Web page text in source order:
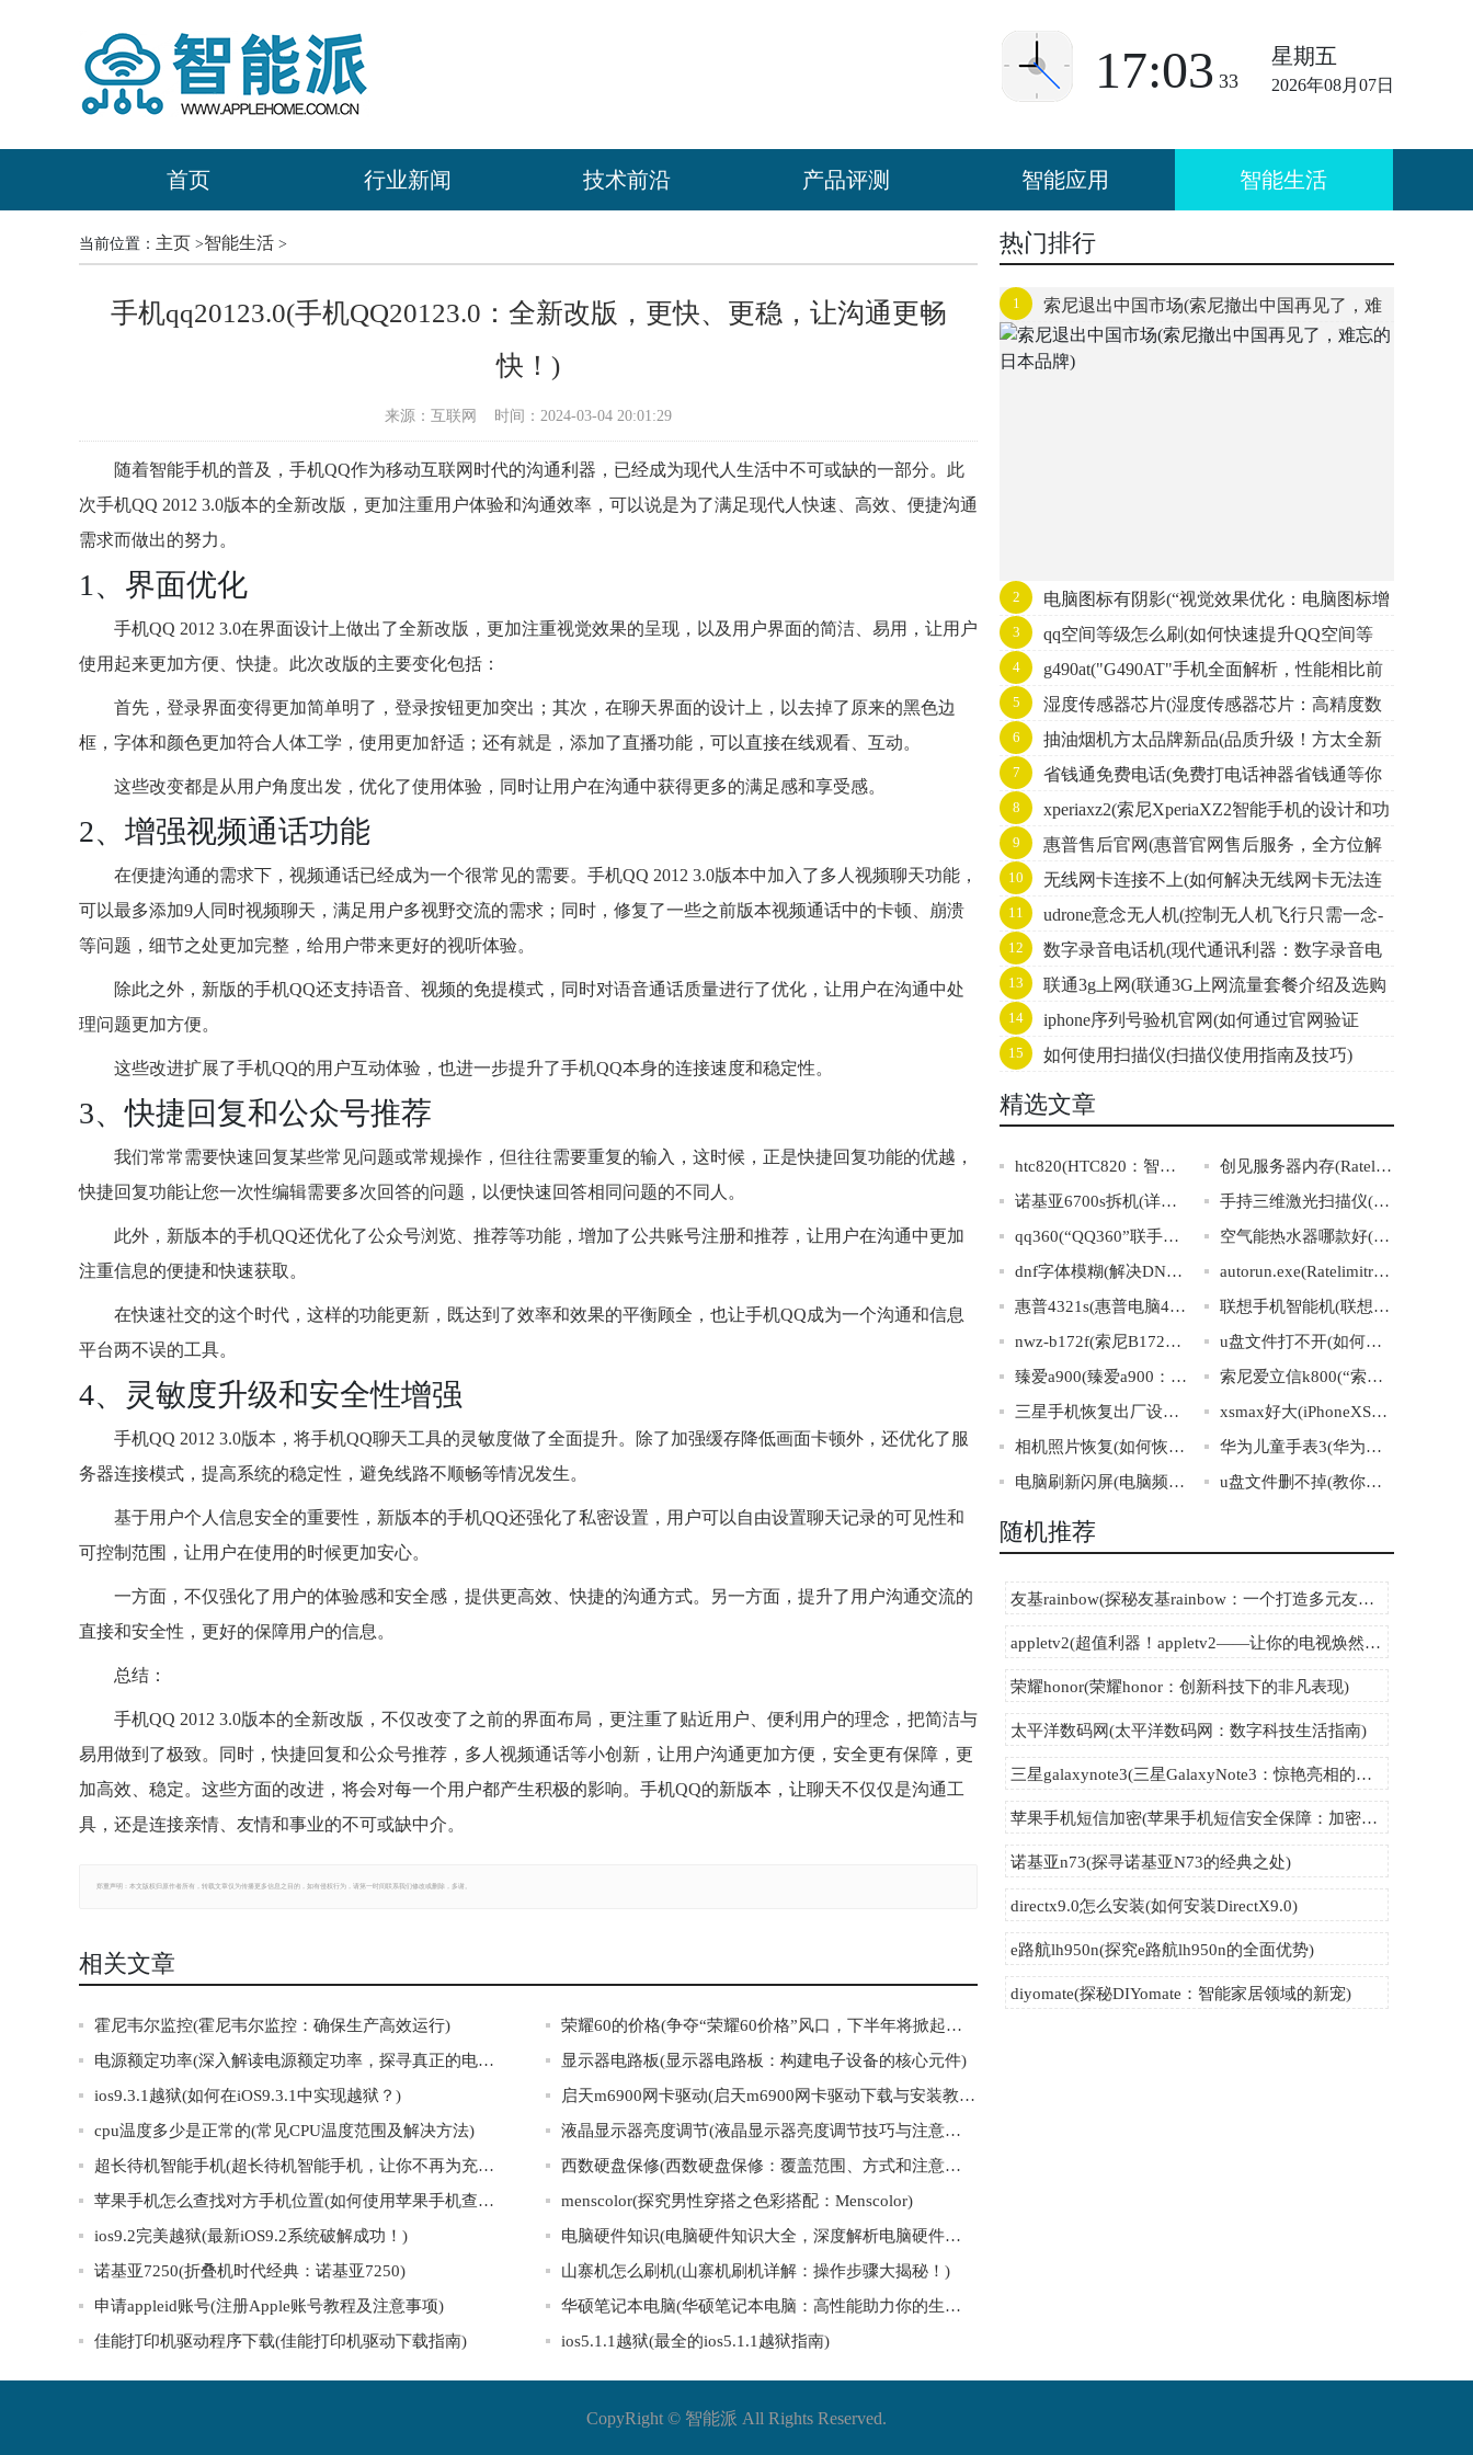
星期五
2026年08月07日
17:03 33
首页 行业新闻 技术前沿 产品评测 智能应用 智能生活
当前位置： 主页 >智能生活 >
手机qq20123.0(手机QQ20123.0：全新改版，更快、更稳，让沟通更畅
快！)
来源：互联网 时间：2024-03-04 20:01:29
随着智能手机的普及，手机QQ作为移动互联网时代的沟通利器，已经成为现代人生活中不可或缺的一部分。此
次手机QQ 2012 3.0版本的全新改版，更加注重用户体验和沟通效率，可以说是为了满足现代人快速、高效、便捷沟通
需求而做出的努力。
1、界面优化
手机QQ 2012 3.0在界面设计上做出了全新改版，更加注重视觉效果的呈现，以及用户界面的简洁、易用，让用户
使用起来更加方便、快捷。此次改版的主要变化包括：
首先，登录界面变得更加简单明了，登录按钮更加突出；其次，在聊天界面的设计上，以去掉了原来的黑色边
框，字体和颜色更加符合人体工学，使用更加舒适；还有就是，添加了直播功能，可以直接在线观看、互动。
这些改变都是从用户角度出发，优化了使用体验，同时让用户在沟通中获得更多的满足感和享受感。
2、增强视频通话功能
在便捷沟通的需求下，视频通话已经成为一个很常见的需要。手机QQ 2012 3.0版本中加入了多人视频聊天功能，
可以最多添加9人同时视频聊天，满足用户多视野交流的需求；同时，修复了一些之前版本视频通话中的卡顿、崩溃
等问题，细节之处更加完整，给用户带来更好的视听体验。
除此之外，新版的手机QQ还支持语音、视频的免提模式，同时对语音通话质量进行了优化，让用户在沟通中处
理问题更加方便。
这些改进扩展了手机QQ的用户互动体验，也进一步提升了手机QQ本身的连接速度和稳定性。
3、快捷回复和公众号推荐
我们常常需要快速回复某些常见问题或常规操作，但往往需要重复的输入，这时候，正是快捷回复功能的优越，
快捷回复功能让您一次性编辑需要多次回答的问题，以便快速回答相同问题的不同人。
此外，新版本的手机QQ还优化了公众号浏览、推荐等功能，增加了公共账号注册和推荐，让用户在沟通中更加
注重信息的便捷和快速获取。
在快速社交的这个时代，这样的功能更新，既达到了效率和效果的平衡顾全，也让手机QQ成为一个沟通和信息
平台两不误的工具。
4、灵敏度升级和安全性增强
手机QQ 2012 3.0版本，将手机QQ聊天工具的灵敏度做了全面提升。除了加强缓存降低画面卡顿外，还优化了服
务器连接模式，提高系统的稳定性，避免线路不顺畅等情况发生。
基于用户个人信息安全的重要性，新版本的手机QQ还强化了私密设置，用户可以自由设置聊天记录的可见性和
可控制范围，让用户在使用的时候更加安心。
一方面，不仅强化了用户的体验感和安全感，提供更高效、快捷的沟通方式。另一方面，提升了用户沟通交流的
直接和安全性，更好的保障用户的信息。
总结：
手机QQ 2012 3.0版本的全新改版，不仅改变了之前的界面布局，更注重了贴近用户、便利用户的理念，把简洁与
易用做到了极致。同时，快捷回复和公众号推荐，多人视频通话等小创新，让用户沟通更加方便，安全更有保障，更
加高效、稳定。这些方面的改进，将会对每一个用户都产生积极的影响。手机QQ的新版本，让聊天不仅仅是沟通工
具，还是连接亲情、友情和事业的不可或缺中介。
郑重声明：本文版权归原作者所有，转载文章仅为传播更多信息之目的，如有侵权行为，请第一时间联系我们修改或删除，多谢。
相关文章
霍尼韦尔监控(霍尼韦尔监控：确保生产高效运行)
荣耀60的价格(争夺“荣耀60价格”风口，下半年将掀起激烈竞争！)
电源额定功率(深入解读电源额定功率，探寻真正的电脑动力源泉)
显示器电路板(显示器电路板：构建电子设备的核心元件)
ios9.3.1越狱(如何在iOS9.3.1中实现越狱？)
启天m6900网卡驱动(启天m6900网卡驱动下载与安装教程)
cpu温度多少是正常的(常见CPU温度范围及解决方法)
液晶显示器亮度调节(液晶显示器亮度调节技巧与注意事项)
超长待机智能手机(超长待机智能手机，让你不再为充电而烦恼！)
西数硬盘保修(西数硬盘保修：覆盖范围、方式和注意事项)
苹果手机怎么查找对方手机位置(如何使用苹果手机查找他人手机位置)
menscolor(探究男性穿搭之色彩搭配：Menscolor)
ios9.2完美越狱(最新iOS9.2系统破解成功！)
电脑硬件知识(电脑硬件知识大全，深度解析电脑硬件，从原理到应用全方位覆盖！)
诺基亚7250(折叠机时代经典：诺基亚7250)
山寨机怎么刷机(山寨机刷机详解：操作步骤大揭秘！)
申请appleid账号(注册Apple账号教程及注意事项)
华硕笔记本电脑(华硕笔记本电脑：高性能助力你的生活与工作)
佳能打印机驱动程序下载(佳能打印机驱动下载指南)
ios5.1.1越狱(最全的ios5.1.1越狱指南)
热门排行
1
索尼退出中国市场(索尼撤出中国再见了，难
忘的日本品牌)
2
电脑图标有阴影(“视觉效果优化：电脑图标增
加阴影精细度提升”的主题标题。)
3
qq空间等级怎么刷(如何快速提升QQ空间等
级)
4
g490at("G490AT"手机全面解析，性能相比前
代有何提升？)
5
湿度传感器芯片(湿度传感器芯片：高精度数
据采集的智能选择)
6
抽油烟机方太品牌新品(品质升级！方太全新
油烟机新品发布，让厨房更环保清新)
7
省钱通免费电话(免费打电话神器省钱通等你
来试！)
8
xperiaxz2(索尼XperiaXZ2智能手机的设计和功
能特点)
9
惠普售后官网(惠普官网售后服务，全方位解
决您的疑问)
10
无线网卡连接不上(如何解决无线网卡无法连
接的问题？)
11
udrone意念无人机(控制无人机飞行只需一念-
udrone意念无人机)
12
数字录音电话机(现代通讯利器：数字录音电
话机)
13
联通3g上网(联通3G上网流量套餐介绍及选购
指南)
14
iphone序列号验机官网(如何通过官网验证
iPhone序列号？)
15 如何使用扫描仪(扫描仪使用指南及技巧)
精选文章
htc820(HTC820：智能手机中的完美体验)
创见服务器内存(Ratelimitreachedfordefault-gpt-3.5-turboinorganizationorg-k9KaWmMEK3w1Ve
诺基亚6700s拆机(详细讲解诺基亚6700s的拆卸操作)
手持三维激光扫描仪(手持三维激光扫描仪：便捷精准的3D建模利器)
qq360(“QQ360”联手保障网络安全，全方位防护上网行为！)
空气能热水器哪款好(哪种空气能热水器最适合你的家？)
dnf字体模糊(解决DNF游戏中字体模糊问题)
autorun.exe(Ratelimitreachedfordefault-gpt-3.5-turboinorganizationorg-DRTPH948J2
惠普4321s(惠普电脑4321s产品参数简介)
联想手机智能机(联想智能手机：智慧生活，掌握全局)
nwz-b172f(索尼B172FMP3播放器详解及使用技巧指南)
u盘文件打不开(如何解决U盘文件打不开的问题)
臻爱a900(臻爱a900：开启全面屏时代的智能手机之选)
索尼爱立信k800(“索尼爱立信K800”：数码界的经典之作)
三星手机恢复出厂设置密码(三星手机出厂设置密码详解及操作步骤)
xsmax好大(iPhoneXSMax的巨大尺寸带来的便捷与挑战)
相机照片恢复(如何恢复已删除的相机照片？)
华为儿童手表3(华为儿童手表3：让孩子健康成长的智能手表)
电脑刷新闪屏(电脑频繁闪屏，解决方法一网打尽！)
u盘文件删不掉(教你轻松解决难搞的U盘文件删除问题)
随机推荐
友基rainbow(探秘友基rainbow：一个打造多元友爱社区的故事)
appletv2(超值利器！appletv2——让你的电视焕然一新！)
荣耀honor(荣耀honor：创新科技下的非凡表现)
太平洋数码网(太平洋数码网：数字科技生活指南)
三星galaxynote3(三星GalaxyNote3：惊艳亮相的全方位智能手机)
苹果手机短信加密(苹果手机短信安全保障：加密机制探析)
诺基亚n73(探寻诺基亚N73的经典之处)
directx9.0怎么安装(如何安装DirectX9.0)
e路航lh950n(探究e路航lh950n的全面优势)
diyomate(探秘DIYomate：智能家居领域的新宠)
CopyRight © 智能派 All Rights Reserved.